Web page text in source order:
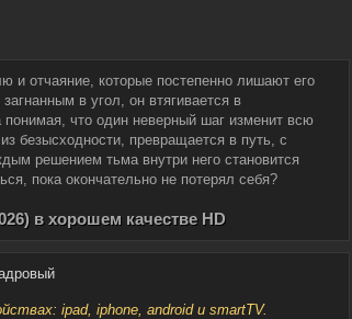
и отчаяние, которые постепенно лишают его
в угол, он втягивается в
понимая, что один неверный шаг изменит всю
безысходности, превращается в путь, с
решением тьма внутри него становится
пока окончательно не потерял себя?
в хорошем качестве HD
ipad, iphone, android и smartTV.